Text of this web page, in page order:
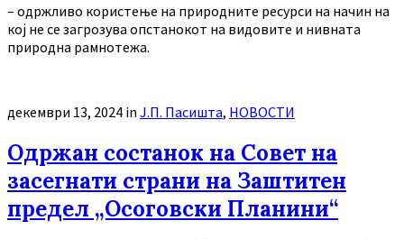
– одржливо користење на природните ресурси на начин на
кој не се загрозува опстанокот на видовите и нивната
природна рамнотежа.
декември 13, 2024 in Ј.П. Пасишта, НОВОСТИ
Одржан состанок на Совет на
засегнати страни на Заштитен
предел „Осоговски Планини“